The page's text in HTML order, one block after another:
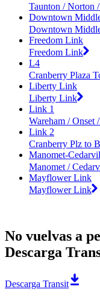
Taunton / Norton
Downtown
Downtown
Freedom Link
Freedom Link
L4
Cranberry Plaza
Liberty Link
Liberty Link
Link 1
Wareham / Onset
Link 2
Cranberry Plz to
Manomet-
Manomet /
Mayflower Link
Mayflower Link
No vuelvas a
Descarga
Descarga Transit